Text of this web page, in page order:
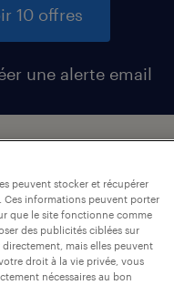
10 offres
une alerte email
peuvent stocker et récupérer
Ces informations peuvent porter
que le site fonctionne comme
des publicités ciblées sur
mais elles peuvent
droit à la vie privée, vous
nécessaires au bon